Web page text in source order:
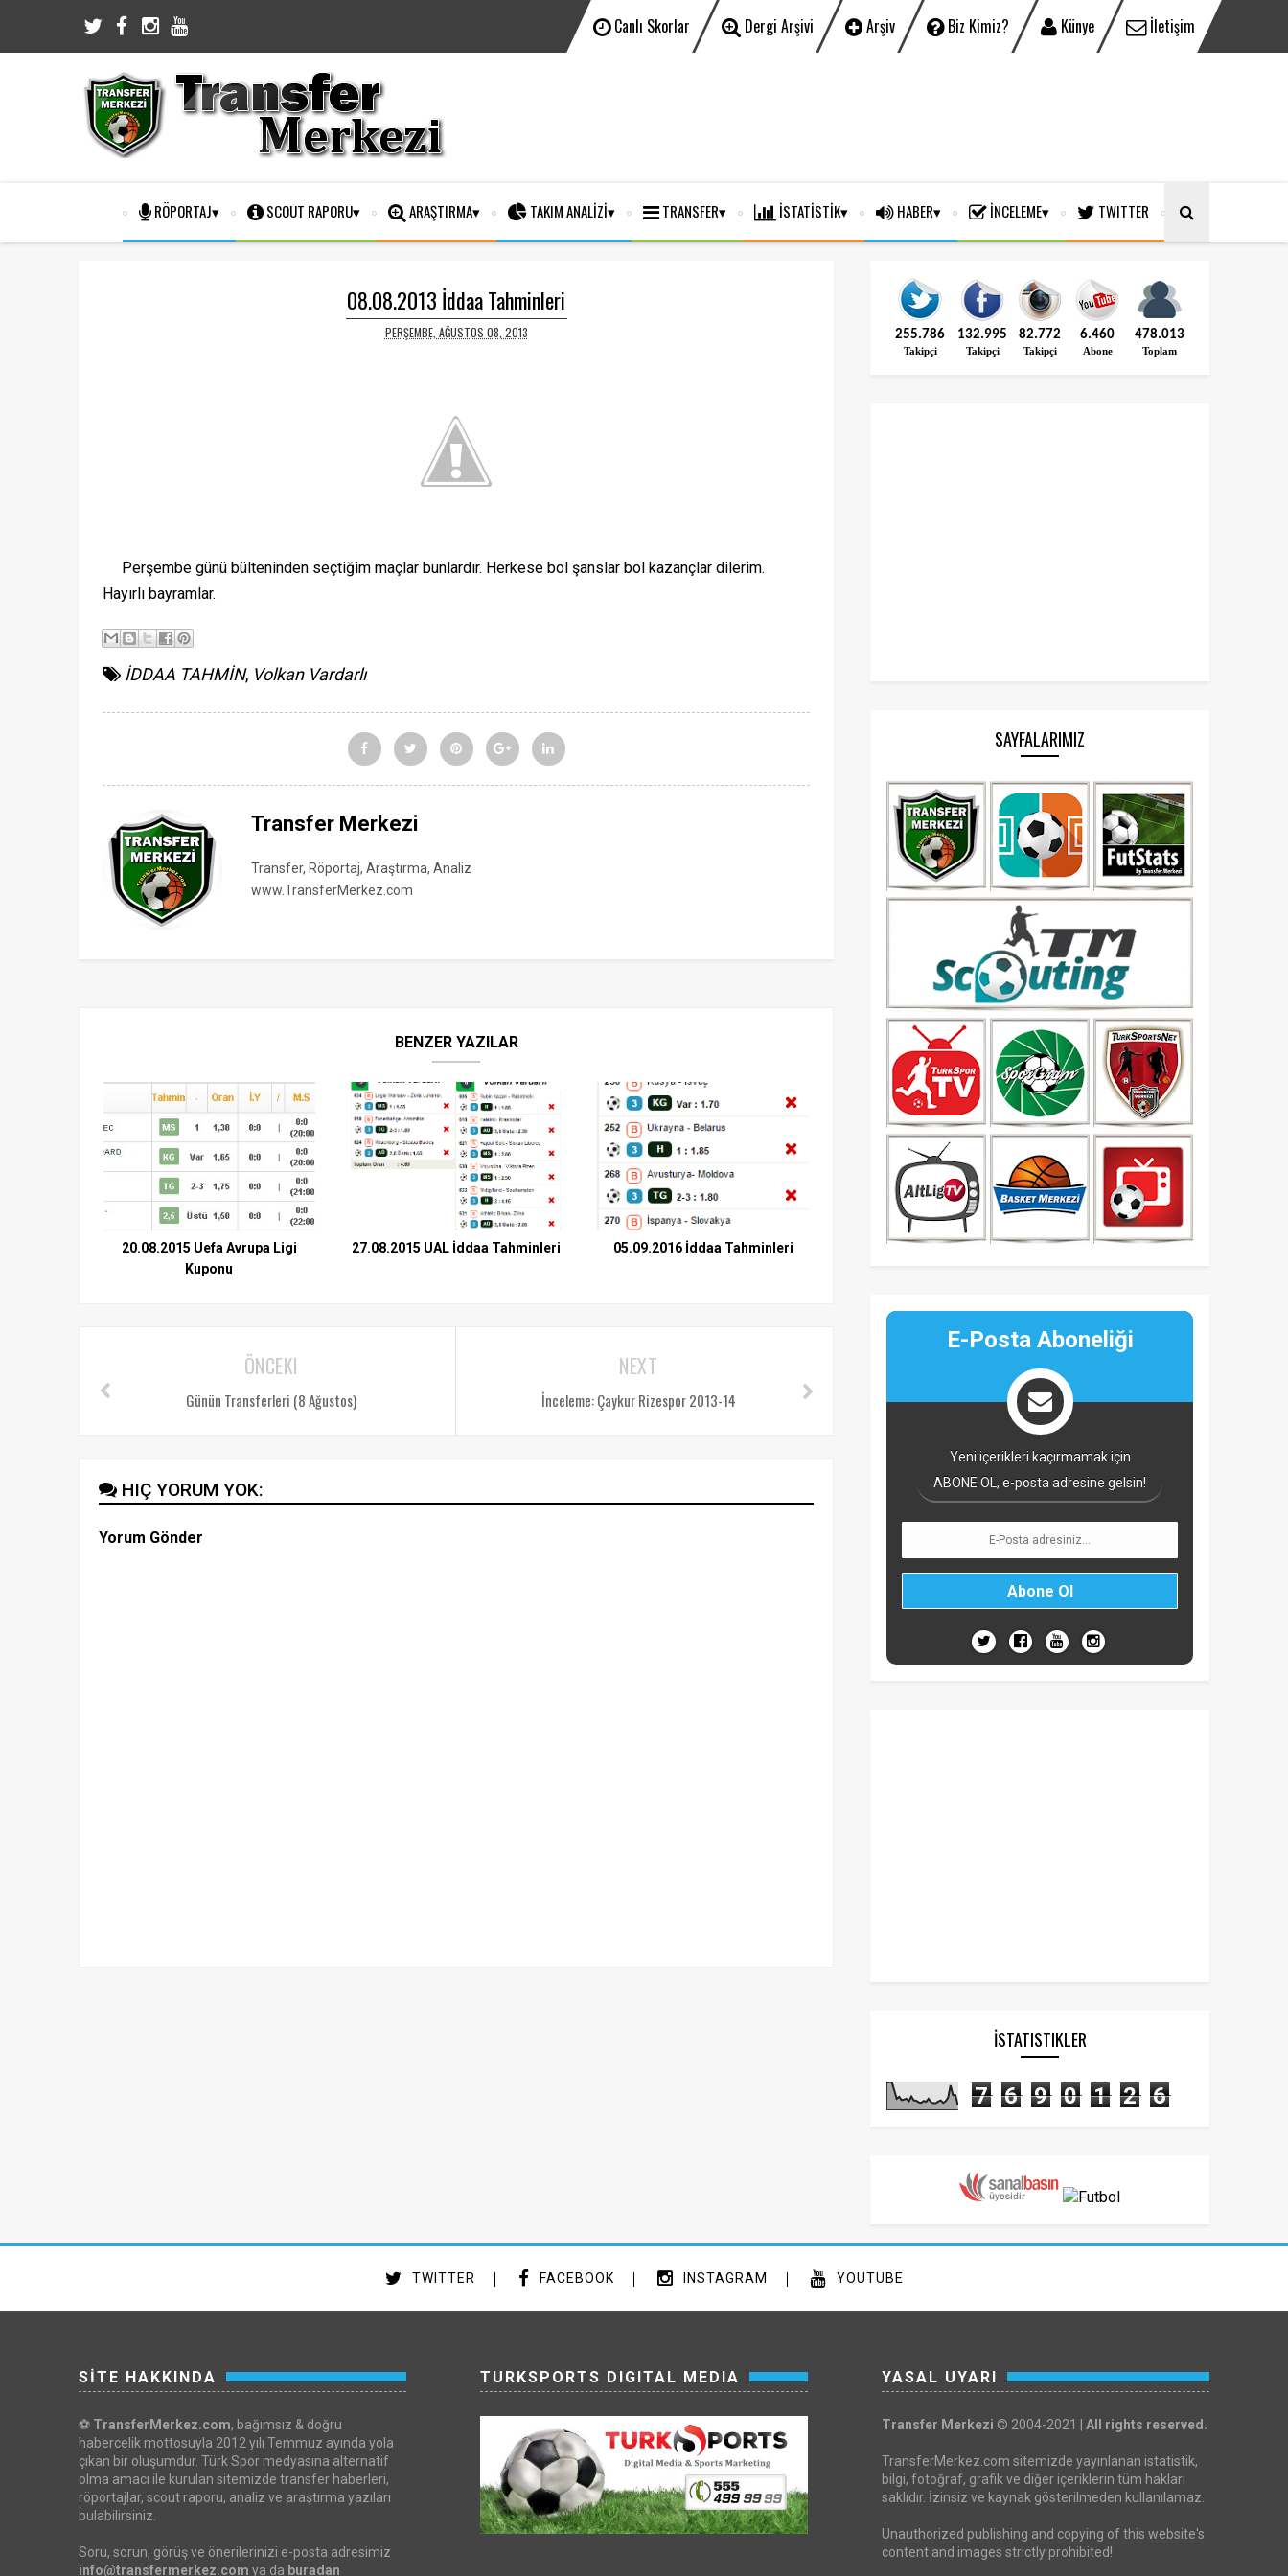
Canlı Skorlar Dergi Arşivi Arşiv Biz Kimiz? Künye İletişim
RÖPORTAJ SCOUT RAPORU ARAŞTIRMA TAKIM ANALİZİ TRANSFER İSTATİSTİK HABER İNCELEME TWITTER
08.08.2013 İddaa Tahminleri
PERŞEMBE, AĞUSTOS 08, 2013
Perşembe günü bülteninden seçtiğim maçlar bunlardır. Herkese bol şanslar bol kazançlar dilerim.
Hayırlı bayramlar.
İDDAA TAHMİN, Volkan Vardarlı
Transfer Merkezi
Transfer, Röportaj, Araştırma, Analiz
www.TransferMerkez.com
BENZER YAZILAR
20.08.2015 Uefa Avrupa Ligi
Kuponu
27.08.2015 UAL İddaa Tahminleri 05.09.2016 İddaa Tahminleri
NEXT
İnceleme: Çaykur Rizespor 2013-14
ÖNCEKI
Günün Transferleri (8 Ağustos)
HIÇ YORUM YOK:
Yorum Gönder
255.786
Takipçi
132.995
Takipçi
82.772
Takipçi
6.460
Abone
478.013
Toplam
SAYFALARIMIZ
E-Posta Aboneliği
Yeni içerikleri kaçırmamak için
ABONE OL, e-posta adresine gelsin!
İSTATISTIKLER
7 6 9 0 1 2 6
TWITTER FACEBOOK INSTAGRAM YOUTUBE
SİTE HAKKINDA
⚽ TransferMerkez.com, bağımsız & doğru
habercelik mottosuyla 2012 yılı Temmuz ayında yola
çıkan bir oluşumdur. Türk Spor medyasına alternatif
olma amacı ile kurulan sitemizde transfer haberleri,
röportajlar, scout raporu, analiz ve araştırma yazıları
bulabilirsiniz.
Soru, sorun, görüş ve önerilerinizi e-posta adresimiz
info@transfermerkez.com ya da buradan
TURKSPORTS DIGITAL MEDIA YASAL UYARI
Transfer Merkezi © 2004-2021 | All rights reserved.
TransferMerkez.com sitemizde yayınlanan istatistik,
bilgi, fotoğraf, grafik ve diğer içeriklerin tüm hakları
saklıdır. İzinsiz ve kaynak gösterilmeden kullanılamaz.
Unauthorized publishing and copying of this website's
content and images strictly prohibited!